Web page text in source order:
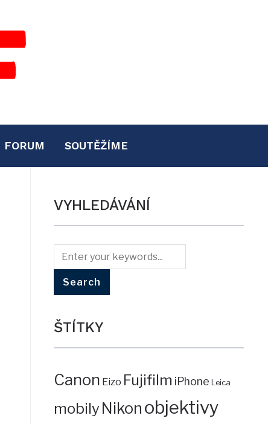
FORUM SOUTĚŽÍME
VYHLEDÁVÁNÍ
ŠTÍTKY
Canon Eizo Fujifilm iPhone Leica
mobilyNikon objektivy